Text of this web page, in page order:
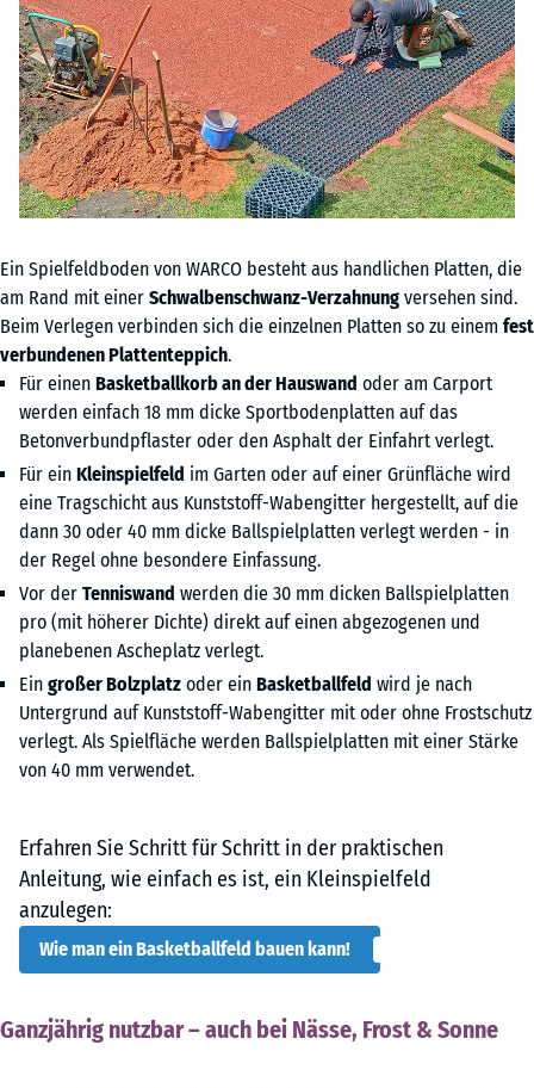
Ein Spielfeldboden von WARCO besteht aus handlichen Platten, die
am Rand mit einer Schwalbenschwanz-Verzahnung versehen sind.
Beim Verlegen verbinden sich die einzelnen Platten so zu einem fest
verbundenen Plattenteppich.
Für einen Basketballkorb an der Hauswand oder am Carport
werden einfach 18 mm dicke Sportbodenplatten auf das
Betonverbundpflaster oder den Asphalt der Einfahrt verlegt.
Für ein Kleinspielfeld im Garten oder auf einer Grünfläche wird
eine Tragschicht aus Kunststoff-Wabengitter hergestellt, auf die
dann 30 oder 40 mm dicke Ballspielplatten verlegt werden - in
der Regel ohne besondere Einfassung.
Vor der Tenniswand werden die 30 mm dicken Ballspielplatten
pro (mit höherer Dichte) direkt auf einen abgezogenen und
planebenen Ascheplatz verlegt.
Ein großer Bolzplatz oder ein Basketballfeld wird je nach
Untergrund auf Kunststoff-Wabengitter mit oder ohne Frostschutz
verlegt. Als Spielfläche werden Ballspielplatten mit einer Stärke
von 40 mm verwendet.
Erfahren Sie Schritt für Schritt in der praktischen
Anleitung, wie einfach es ist, ein Kleinspielfeld
anzulegen:
Wie man ein Basketballfeld bauen kann!
Ganzjährig nutzbar – auch bei Nässe, Frost & Sonne